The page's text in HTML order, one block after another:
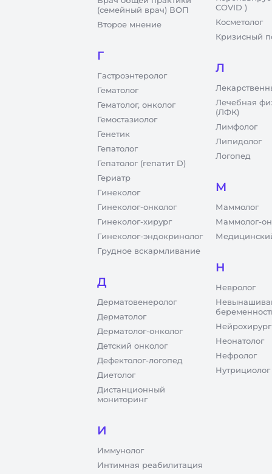
(семейный врач) ВОП
Второе мнение
Г
Гастроэнтеролог
Гематолог
Гематолог, онколог
Гемостазиолог
Генетик
Гепатолог
Гепатолог (гепатит D)
Гериатр
Гинеколог
Гинеколог-онколог
Гинеколог-хирург
Гинеколог-эндокринолог
Грудное вскармливание
Д
Дерматовенеролог
Дерматолог
Дерматолог-онколог
Детский онколог
Дефектолог-логопед
Диетолог
Дистанционный
мониторинг
И
Иммунолог
Интимная реабилитация
COVID )
Косметолог
Кризисный
Л
Лечебная
(ЛФК)
Лимфолог
Липидолог
Логопед
М
Маммолог
Маммолог-
Н
Невролог
Нейрохирург
Неонатолог
Нефролог
Нутрициолог